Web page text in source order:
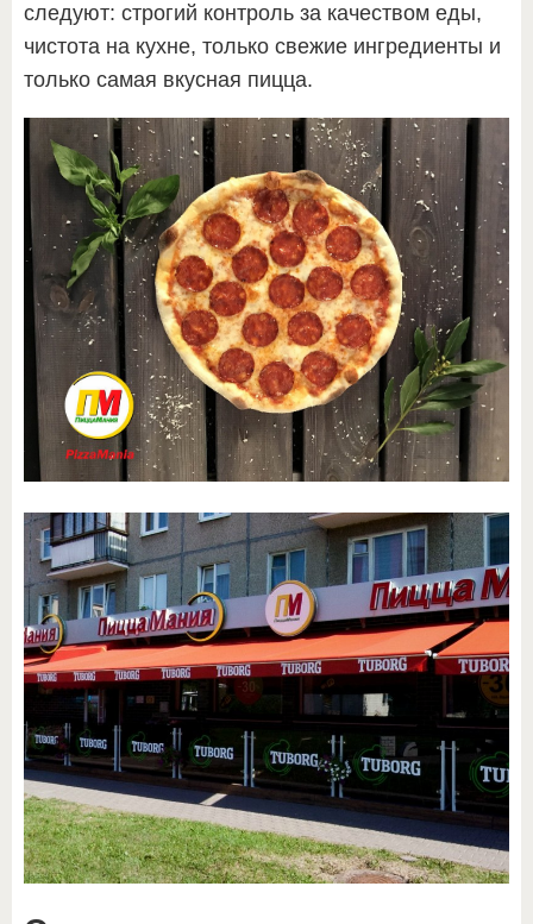
следуют: строгий контроль за качеством еды,
чистота на кухне, только свежие ингредиенты и
только самая вкусная пицца.